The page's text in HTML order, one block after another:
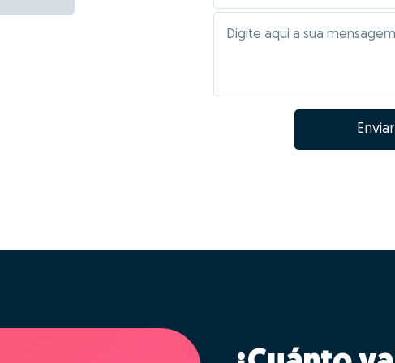
Enviar